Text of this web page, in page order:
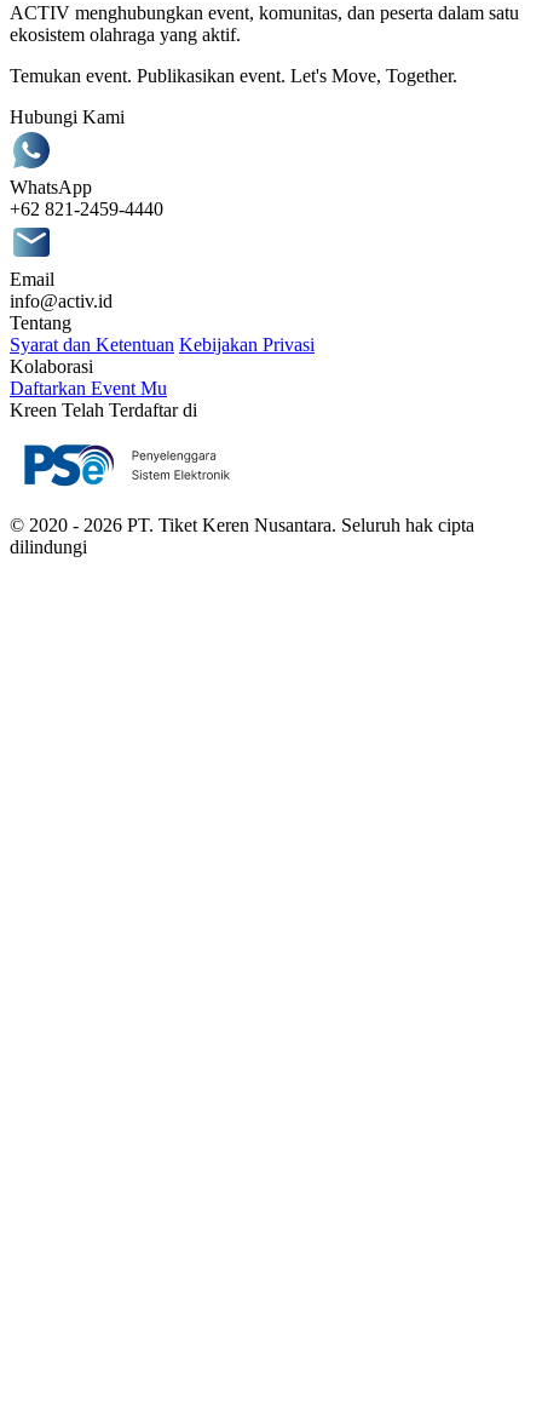
ACTIV menghubungkan event, komunitas, dan peserta dalam satu
ekosistem olahraga yang aktif.
Temukan event. Publikasikan event. Let's Move, Together.
Hubungi Kami
WhatsApp
+62 821-2459-4440
Email
info@activ.id
Tentang
Syarat dan Ketentuan Kebijakan Privasi
Kolaborasi
Daftarkan Event Mu
Kreen Telah Terdaftar di
© 2020 - 2026 PT. Tiket Keren Nusantara. Seluruh hak cipta
dilindungi